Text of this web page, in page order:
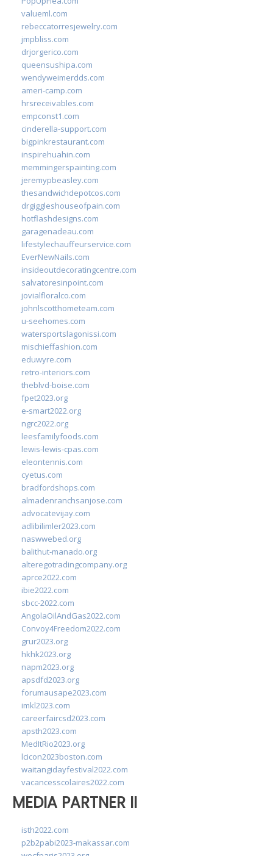
valueml.com
rebeccatorresjewelry.com
jmpbliss.com
drjorgerico.com
queensushipa.com
wendyweimerdds.com
ameri-camp.com
hrsreceivables.com
empconst1.com
cinderella-support.com
bigpinkrestaurant.com
inspirehuahin.com
memmingerspainting.com
jeremypbeasley.com
thesandwichdepotcos.com
drgiggleshouseofpain.com
hotflashdesigns.com
garagenadeau.com
lifestylechauffeurservice.com
EverNewNails.com
insideoutdecoratingcentre.com
salvatoresinpoint.com
jovialfloralco.com
johnlscotthometeam.com
u-seehomes.com
watersportslagonissi.com
mischieffashion.com
eduwyre.com
retro-interiors.com
theblvd-boise.com
fpet2023.org
e-smart2022.org
ngrc2022.org
leesfamilyfoods.com
lewis-lewis-cpas.com
eleontennis.com
cyetus.com
bradfordshops.com
almadenranchsanjose.com
advocatevijay.com
adlibilimler2023.com
naswwebed.org
balithut-manado.org
alteregotradingcompany.org
aprce2022.com
ibie2022.com
sbcc-2022.com
AngolaOilAndGas2022.com
Convoy4Freedom2022.com
grur2023.org
hkhk2023.org
napm2023.org
apsdfd2023.org
forumausape2023.com
imkl2023.com
careerfaircsd2023.com
apsth2023.com
MedItRio2023.org
lcicon2023boston.com
waitangidayfestival2022.com
vacancesscolaires2022.com
MEDIA PARTNER II
isth2022.com
p2b2pabi2023-makassar.com